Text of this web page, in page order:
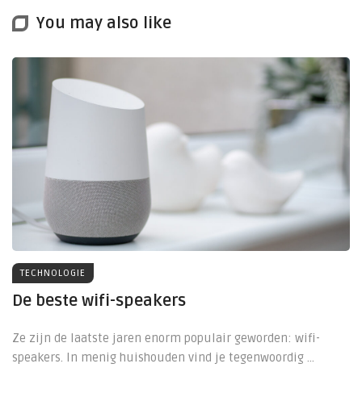
You may also like
TECHNOLOGIE
De beste wifi-speakers
Ze zijn de laatste jaren enorm populair geworden: wifi-
speakers. In menig huishouden vind je tegenwoordig ...